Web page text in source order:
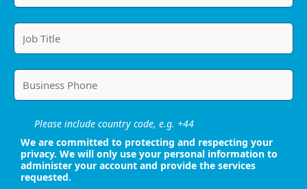
Please include country code, e.g. +44
We are committed to protecting and respecting your
privacy. We will only use your personal information to
administer your account and provide the services
requested.